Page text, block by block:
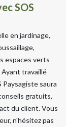
SOS
en jardinage,
espaces verts
Ayant travaillé
saura
gratuits,
du client. Vous
n'hésitez pas